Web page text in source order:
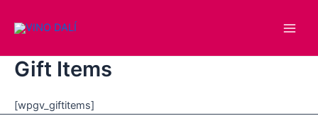
Gift Items
[wpgv_giftitems]